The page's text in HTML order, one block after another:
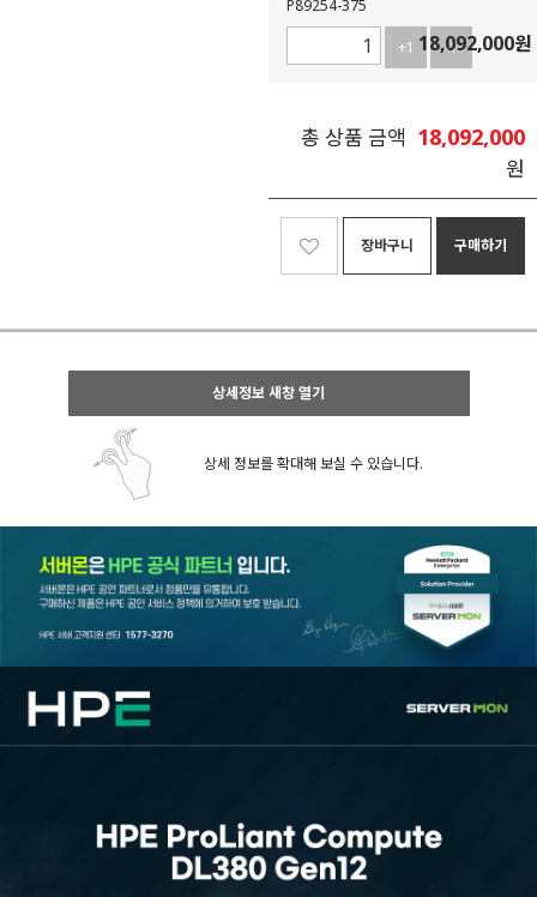
P89254-375
+1 -1
18,092,000원
총 상품 금액 18,092,000
원
장바구니 구매하기
상세정보 새창 열기
상세 정보를 확대해 보실 수 있습니다.